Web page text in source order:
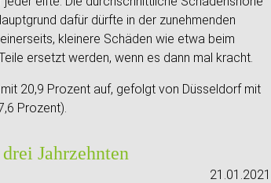
dafür dürfte in der zunehmenden
kleinere Schäden wie etwa beim
ersetzt werden, wenn es dann mal kracht.
20,9 Prozent auf, gefolgt von Düsseldorf mit
Prozent).
Jahrzehnten
21.01.2021